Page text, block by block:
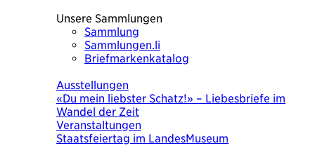
Unsere Sammlungen
Sammlung
Sammlungen.li
Briefmarkenkatalog
Ausstellungen
«Du mein liebster Schatz!» – Liebesbriefe im
Wandel der Zeit
Veranstaltungen
Staatsfeiertag im LandesMuseum